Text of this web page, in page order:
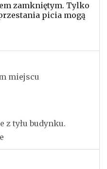
zamkniętym. Tylko
picia mogą
miejscu
z tyłu budynku.